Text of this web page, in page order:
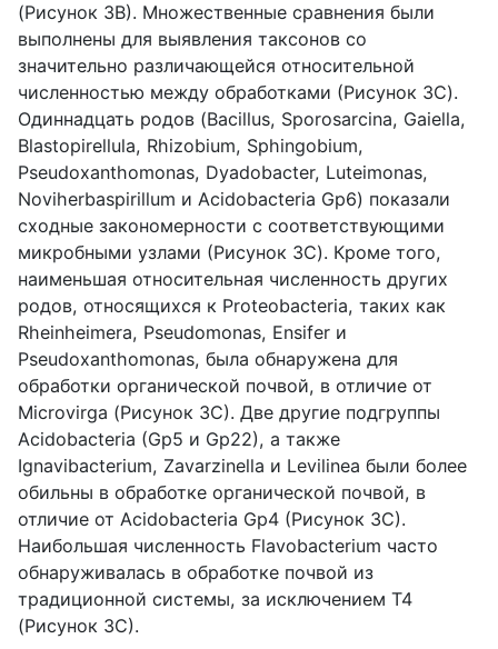
(Рисунок 3B). Множественные сравнения были
выполнены для выявления таксонов со
значительно различающейся относительной
численностью между обработками (Рисунок 3C).
Одиннадцать родов (Bacillus, Sporosarcina, Gaiella,
Blastopirellula, Rhizobium, Sphingobium,
Pseudoxanthomonas, Dyadobacter, Luteimonas,
Noviherbaspirillum и Acidobacteria Gp6) показали
сходные закономерности с соответствующими
микробными узлами (Рисунок 3C). Кроме того,
наименьшая относительная численность других
родов, относящихся к Proteobacteria, таких как
Rheinheimera, Pseudomonas, Ensifer и
Pseudoxanthomonas, была обнаружена для
обработки органической почвой, в отличие от
Microvirga (Рисунок 3C). Две другие подгруппы
Acidobacteria (Gp5 и Gp22), а также
Ignavibacterium, Zavarzinella и Levilinea были более
обильны в обработке органической почвой, в
отличие от Acidobacteria Gp4 (Рисунок 3C).
Наибольшая численность Flavobacterium часто
обнаруживалась в обработке почвой из
традиционной системы, за исключением T4
(Рисунок 3C).